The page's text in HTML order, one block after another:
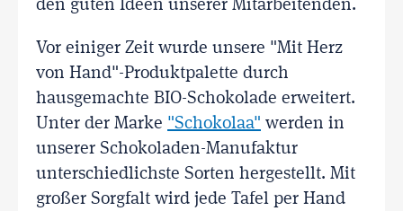
den guten Ideen unserer Mitarbeitenden.
Vor einiger Zeit wurde unsere "Mit Herz
von Hand"-Produktpalette durch
hausgemachte BIO-Schokolade erweitert.
Unter der Marke "Schokolaa" werden in
unserer Schokoladen-Manufaktur
unterschiedlichste Sorten hergestellt. Mit
großer Sorgfalt wird jede Tafel per Hand